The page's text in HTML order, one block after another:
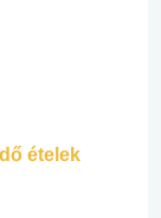
ételek